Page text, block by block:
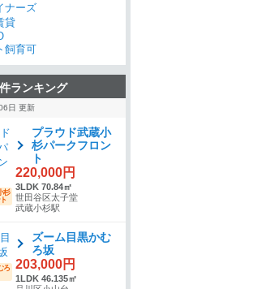
ナーズ
貸
飼育可
ランキング
日 更新
杉
プラウド武蔵小
杉パークフロン
ト
220,000円
3LDK 70.84㎡
世田谷区太子堂
武蔵小杉駅
ろ
ズーム目黒かむ
ろ坂
203,000円
1LDK 46.135㎡